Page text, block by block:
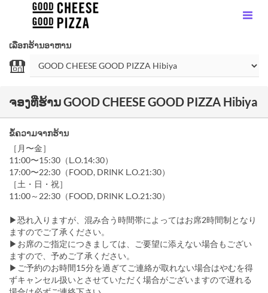
ເລືອກຮ້ານອາຫານ
ຈອງທີ່ຮ້ານ GOOD CHEESE GOOD PIZZA Hibiya
ຂໍ້ຄວາມຈາກຮ້ານ
［月〜金］
11:00〜15:30（L.O.14:30）
17:00〜22:30（FOOD, DRINK L.O.21:30）
［土・日・祝］
11:00～22:30（FOOD, DRINK L.O.21:30）
▶恐れ入りますが、混み合う時間帯によってはお席2時間制となり
ますのでご了承ください。
▶お席のご指定につきましては、ご要望に添えない場合もござい
ますので、予めご了承ください。
▶ご予約のお時間15分を過ぎてご連絡が取れない場合はやむを得
ずキャンセル扱いとさせていただく場合がございますので遅れる